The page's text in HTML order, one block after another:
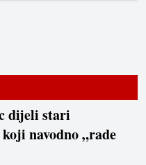
dijeli stari
navodno „rade